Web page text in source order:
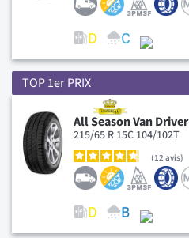
TOP 1er PRIX
All Season Van Driver
215/65 R 15C 104/102T
12 avis